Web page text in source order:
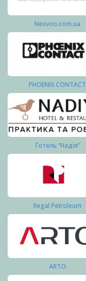
Neuvoo.com.ua
PHOENIX CONTACT
Готель “Надія”
Regal Petroleum
ARTO